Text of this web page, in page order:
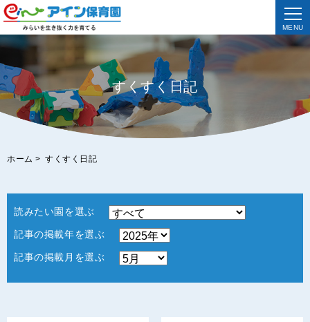
MENU
すくすく日記
ホーム > すくすく日記
読みたい園を選ぶ
記事の掲載年を選ぶ
記事の掲載月を選ぶ